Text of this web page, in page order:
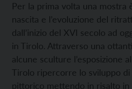
Per la prima volta una mostra
nascita e l’evoluzione del
dall’inizio del XVI secolo ad
in Tirolo. Attraverso una
alcune sculture l’esposizione
Tirolo ripercorre lo sviluppo
pittorico mettendo in risalto in